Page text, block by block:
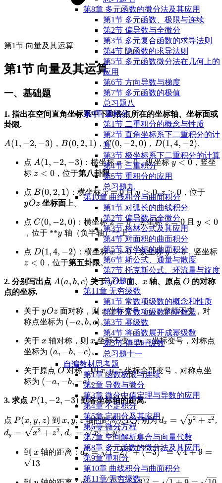
第8章 多元函数的微分法及其应用
第1节 多元函数、极限与连续
第2节 偏导数与全微分
第3节 多元复合函数的求导法则
第4节 隐函数的求导法则
第5节 多元函数微分法在几何上的
应用
第6节 方向导数与梯度
第7节 多元函数的极值
总习题八
第9章 重积分
第1节 ⼆重积分的概念与性质
第2节 直⾓坐标系下⼆重积分的计
算
第3节 极坐标系下⼆重积分的计算
第4节 三重积分
第5节 重积分的应用
总习题九
第10章 曲线积分与曲面积分
第1节 对弧长的曲线积分
第2节 偏导数与全微分
第3节 格林公式及其应⽤
第4节 对⾯积的曲⾯积分
第5节 对坐标的曲⾯积分
第6节 斯公式、通量与散度
第7节 托克斯公式、环流量与旋度
总习题十
第11章 无穷级数
第1节 常数项级数的概念和性质
第2节 常数项级数的审敛法
第3节 幂级数
第4节 将函数展开成幂级数
第5节 傅⾥叶级数
总习题十一
自编教材思考题
第1章 函数极限与连续
第2章 导数与微分
第3章 微分中值定理与导数的应用
第4章 不定积分
第5章 定积分及其应用
第6章 微分方程
第7章 空间解析集合与向量代数
第8章 多元函数的微分法及其应用
第9章 重积分
第10章 曲线积分与曲面积分
第11章 无穷级数
第1节 向量及其运算
第1节 向量及其运算
一、基础题
1. 指出在空间直角坐标系中下列各点所在的坐标轴、坐标面或
卦限.
\displaystyle
A(1, −2, −3) ， \displaystyle
B(0, 2, 1) ，\displaystyle
C(0,-2,0)
C(0, −2,0) ， \displaystyle
D(1,4,-2)
D(1,4, −2).
点 \displaystyle
A(1,-2,-3)
A(1, −2, −3) ：横坐标\displaystyle
x>0
x > 0，纵坐标 \displaystyle
y<0
y < 0，竖坐
标 \displaystyle
z < 0，位于第八卦限。
点 \displaystyle
B(0,2,1)
B(0, 2, 1) ：横坐标\displaystyle
x=0
x = 0且\displaystyle
y>0, z>0
y > 0,z > 0 ，位于
yOz坐标面上。
点 \displaystyle
C(0,-2,0)
C(0, −2,0) ：横坐标\displaystyle
x=0
x = 0，竖坐标\displaystyle
z=0
z = 0 且y < 0
，位于 **\displaystyle
y 轴（负半轴）**上。
点 \displaystyle
D(1,4,-2)
D(1, 4, −2) ：横坐标\displaystyle
x>0
x > 0，纵坐标\displaystyle
y>0
y > 0，竖坐标
\displaystyle
z < 0，位于第五卦限。
2. 分别写出点 \displaystyle
A(a,b,c)
A(a, b, c) 关于\displaystyle
yOz
yOz面、 \displaystyle
x轴、原点 O 的对称
点的坐标.
关于 \displaystyle
yOz
yOz面对称，则 \displaystyle
x
x坐标变号，\displaystyle
y, z
y,z坐标不变，对
称点坐标为 \displaystyle
(-a, b, c)
(−a, b, c)。
关于 \displaystyle
x
x 轴对称，则 \displaystyle
x
x坐标不变，\displaystyle
y, z
y,z坐标变号，对称点
坐标为 \displaystyle
(a, -b, -c)
(a, −b, −c)。
关于原点 \displaystyle
O
O对称，则\displaystyle
x, y, z
x,y,z坐标全部变号，对称点坐
标为 \displaystyle
(−a, −b, −c)。
3. 求点 \displaystyle
P(1, −2, −3) 到各坐标轴的距离.
点 \displaystyle
P(x,y,z)
P(x, y, z) 到 \displaystyle
x, y, z
x, y,z轴的距离公式分别为\displaystyle
\sqrt{y^2+z^2}
dx = y2 + z2 ,
\displaystyle
d_y =
\sqrt{x^2+z^2}
dy = x2 + z2 , \displaystyle
d_z =
\sqrt{x^2+y^2}
dz = x2 + y2。
到 \displaystyle
x
x 轴的距离： \displaystyle
d_x =
\sqrt{(-2)^2
dx = (−2)2 +(−3)2 = 4+9 =
13
2 2